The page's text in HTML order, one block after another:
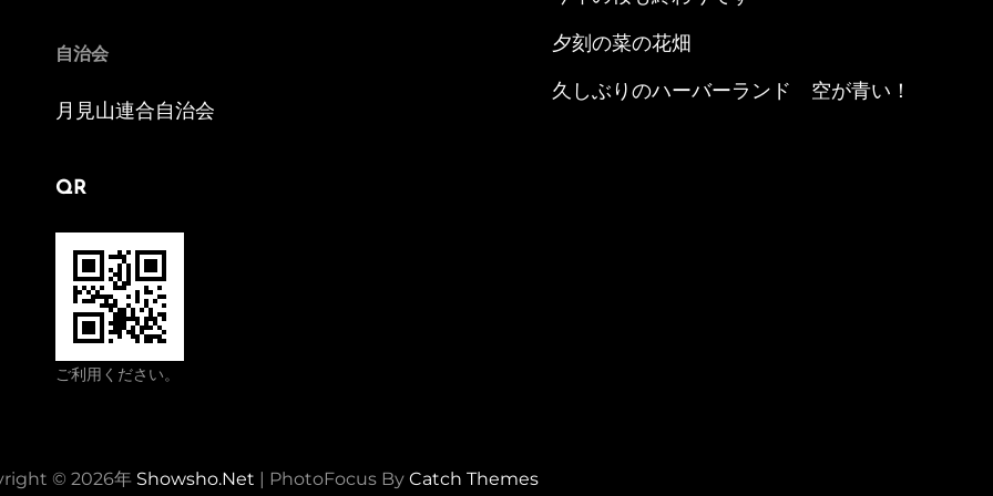
自治会
月見山連合自治会
QR
ご利用ください。
夕刻の菜の花畑
久しぶりのハーバーランド 空が青い！
© 2026年 Showsho.Net | PhotoFocus By Catch Themes